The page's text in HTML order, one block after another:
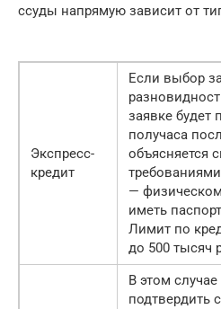
ссуды напрямую зависит от
Экспресс-
кредит
Если выбор
заявке будет
получаса
объясняется
—
иметь
Лимит по
до 500 тысяч
В этом
подтвердить